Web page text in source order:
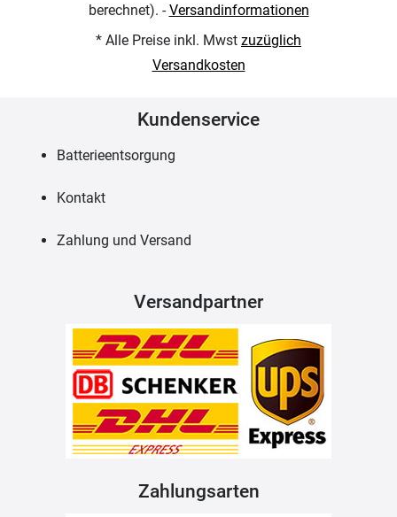
berechnet). -Versandinformationen
* Alle Preise inkl. Mwst zuzüglich
Versandkosten
Kundenservice
Batterieentsorgung
Kontakt
Zahlung und Versand
Versandpartner
Zahlungsarten